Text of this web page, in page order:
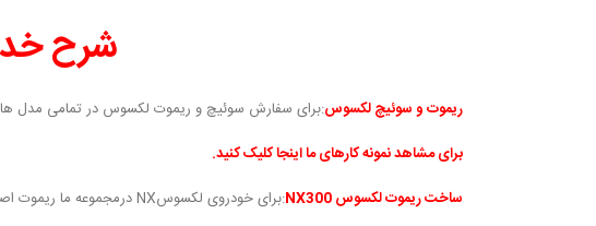
شرح
ریموت و سوئیچ لکسوس:برای سفارش سوئیچ و ریموت لکسوس در تمامی مدل
برای مشاهد نمونه کارهای ما اینجا کلیک کنید.
ساخت ریموت لکسوس NX300
:برای خودروی لکسوسNX درمجموعه ما ریموت اصلی و چینی در بالاترین کیفت موجود است برای تمامی اتاق های NX.